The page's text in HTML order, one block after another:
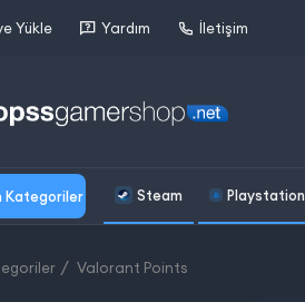
Yükle Yardım İletişim
Kategoriler Steam Playstation
Valorant Points